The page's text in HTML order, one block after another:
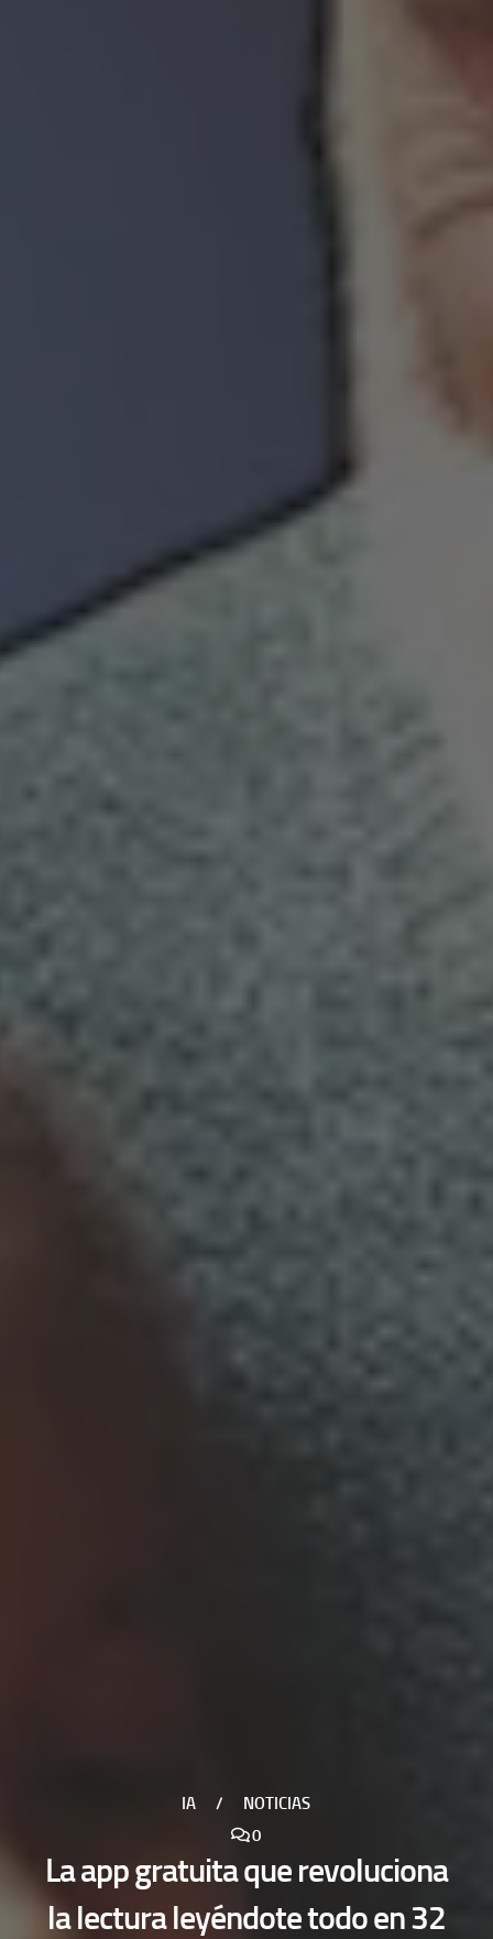
IA /
NOTICIAS
0
La app gratuita que revoluciona
la lectura leyéndote todo en 32